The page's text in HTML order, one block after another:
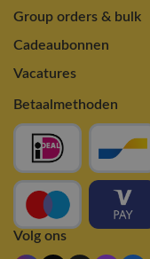
Group orders & bulk
Cadeaubonnen
Vacatures
Betaalmethoden
Volg ons